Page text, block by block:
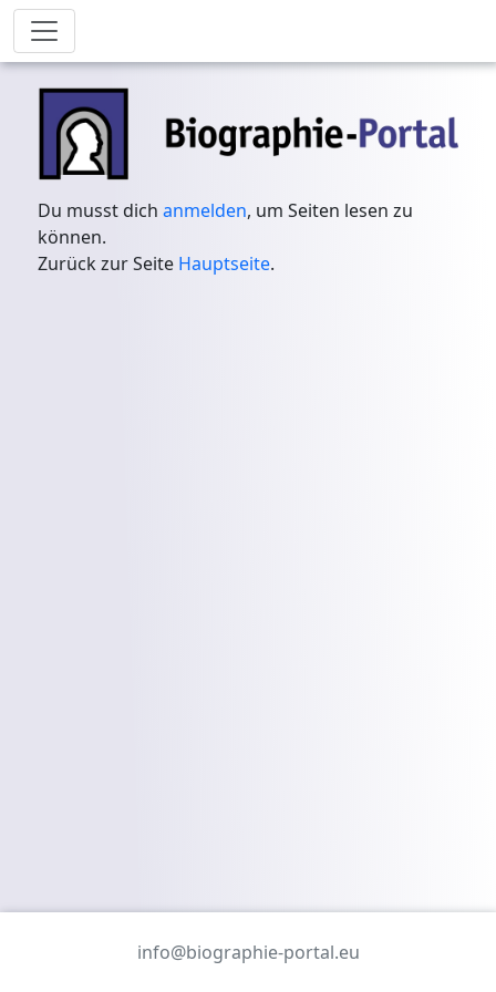
Du musst dichanmelden, um Seiten lesen zu
können.
Zurück zur Seite Hauptseite.
info@biographie-portal.eu